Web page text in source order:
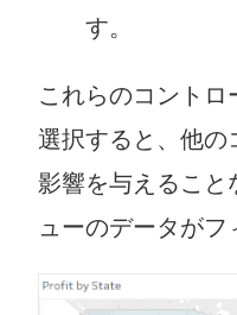
す。
これらのコントロ
選択すると、他の
影響を与えること
ューのデータがフ